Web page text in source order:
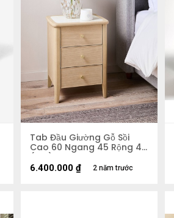
Tab Đầu Giường Gỗ Sồi
Cao 60 Ngang 45 Rộng 40
(cm)
2 năm trước
6.400.000 ₫